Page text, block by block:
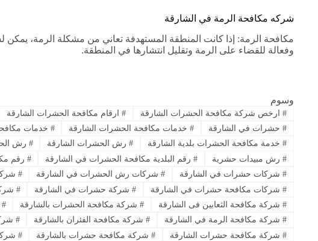
شركه مكافحة الرمة في الشارقة
مكافحة الرمة: إذا كانت المنطقة المستهدفة تعاني من مشكلة الرمة،
وفعالة للقضاء على الرمة وتقليل انتشارها في المنطقة.
وسوم
#ارخص شركة مكافحة الحشرات الشارقة #ارقام مكافحة الحشرات الشارقة
#حشرات في الشارقة #خدمات مكافحة الحشرات الشارقة # خدمات
#خدمة مكافحة الحشرات بلدية الشارقة #رش الحشرات الشارقة # رش
#رش مبيدات حشرية #رقم البلدية مكافحة الحشرات في الشارقة # رقم
#شركات حشرات في الشارقة #شركات رش الحشرات في الشارقة #
#شركات مكافحة حشرات في الشارقة #شركة حشرات في الشارقة #
#شركة مكافحة الثعابين فى الشارقة #شركة مكافحة الحشرات بالشارقة #
#شركة مكافحة الرمة في الشارقة #شركة مكافحة الفئران بالشارقة #
#شركة مكافحة حشرات الشارقة #شركة مكافحة حشرات بالشارقة #